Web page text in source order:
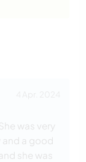
was very
a good
she was